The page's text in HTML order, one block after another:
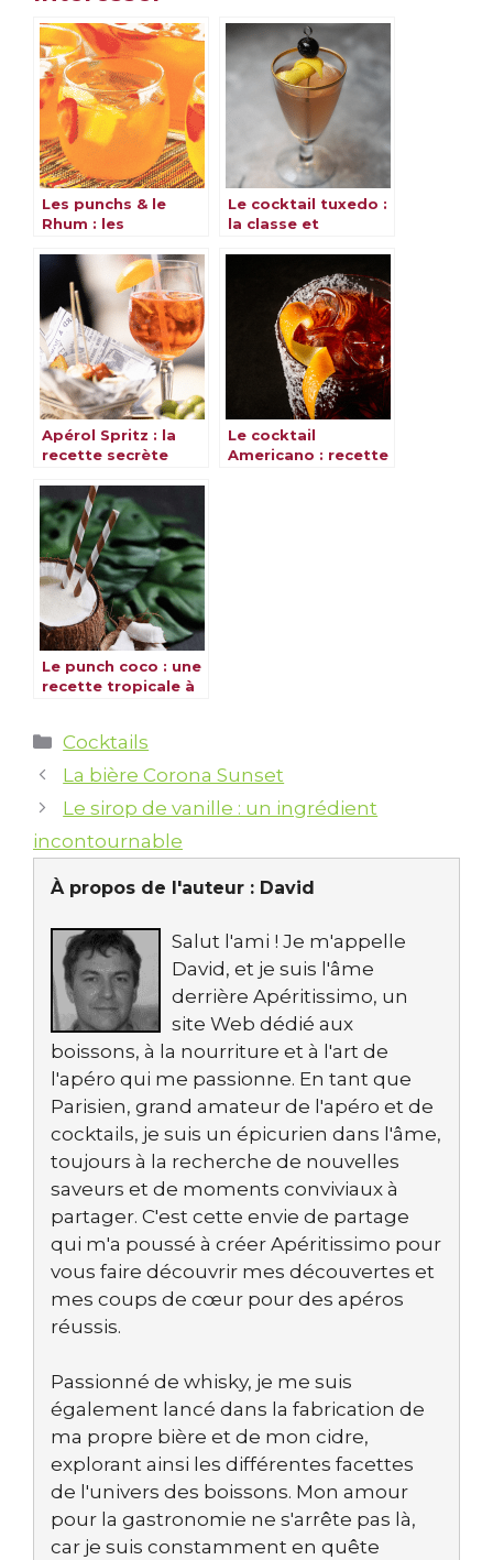
Les punchs & le
Rhum : les
Le cocktail tuxedo :
la classe et
Apérol Spritz : la
recette secrète
inoubliable
Le cocktail
Americano : recette
Le punch coco : une
recette tropicale à
Catégories
Cocktails
La bière Corona Sunset
Le sirop de vanille : un ingrédient
incontournable
À propos de l'auteur : David
Salut l'ami ! Je m'appelle
David, et je suis l'âme
derrière Apéritissimo, un
site Web dédié aux
boissons, à la nourriture et à l'art de
l'apéro qui me passionne. En tant que
Parisien, grand amateur de l'apéro et de
cocktails, je suis un épicurien dans l'âme,
toujours à la recherche de nouvelles
saveurs et de moments conviviaux à
partager. C'est cette envie de partage
qui m'a poussé à créer Apéritissimo pour
vous faire découvrir mes découvertes et
mes coups de cœur pour des apéros
réussis.
Passionné de whisky, je me suis
également lancé dans la fabrication de
ma propre bière et de mon cidre,
explorant ainsi les différentes facettes
de l'univers des boissons. Mon amour
pour la gastronomie ne s'arrête pas là,
car je suis constamment en quête